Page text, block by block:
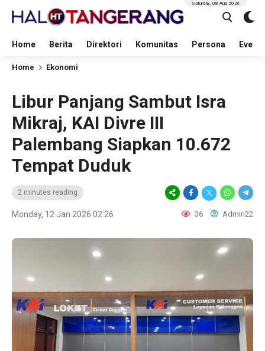
Home Berita Direktori Komunitas Persona Event
Saturday, 08 Aug 2026
Home Ekonomi
Libur Panjang Sambut Isra
Mikraj, KAI Divre III
Palembang Siapkan 10.672
Tempat Duduk
2 minutes reading
Monday, 12 Jan 2026 02:26 36 Admin22